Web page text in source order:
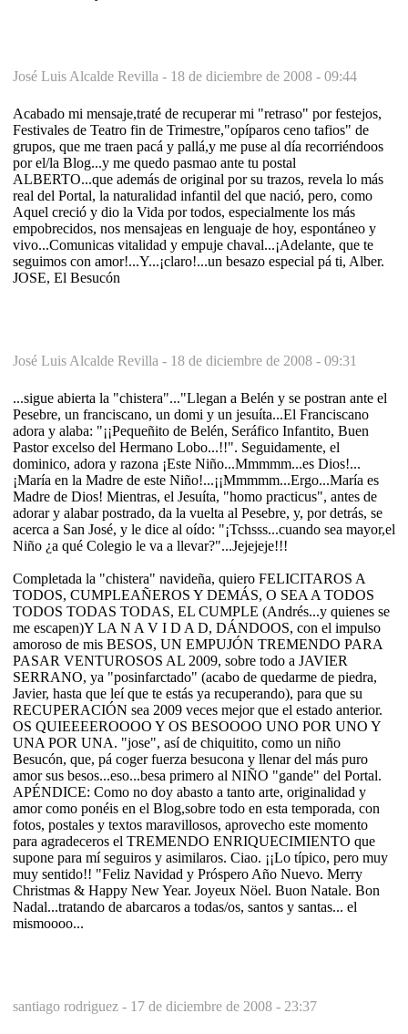
José Luis Alcalde Revilla - 18 de diciembre de 2008 - 09:44
Acabado mi mensaje,traté de recuperar mi "retraso" por festejos,
Festivales de Teatro fin de Trimestre,"opíparos ceno tafios" de
grupos, que me traen pacá y pallá,y me puse al día recorriéndoos
por el/la Blog...y me quedo pasmao ante tu postal
ALBERTO...que además de original por su trazos, revela lo más
real del Portal, la naturalidad infantil del que nació, pero, como
Aquel creció y dio la Vida por todos, especialmente los más
empobrecidos, nos mensajeas en lenguaje de hoy, espontáneo y
vivo...Comunicas vitalidad y empuje chaval...¡Adelante, que te
seguimos con amor!...Y...¡claro!...un besazo especial pá ti, Alber.
JOSE, El Besucón
José Luis Alcalde Revilla - 18 de diciembre de 2008 - 09:31
...sigue abierta la "chistera"..."Llegan a Belén y se postran ante el
Pesebre, un franciscano, un domi y un jesuíta...El Franciscano
adora y alaba: "¡¡Pequeñito de Belén, Seráfico Infantito, Buen
Pastor excelso del Hermano Lobo...!!". Seguidamente, el
dominico, adora y razona ¡Este Niño...Mmmmm...es Dios!...
¡María en la Madre de este Niño!...¡¡Mmmmm...Ergo...María es
Madre de Dios! Mientras, el Jesuíta, "homo practicus", antes de
adorar y alabar postrado, da la vuelta al Pesebre, y, por detrás, se
acerca a San José, y le dice al oído: "¡Tchsss...cuando sea mayor,el
Niño ¿a qué Colegio le va a llevar?"...Jejejeje!!!
Completada la "chistera" navideña, quiero FELICITAROS A
TODOS, CUMPLEAÑEROS Y DEMÁS, O SEA A TODOS
TODOS TODAS TODAS, EL CUMPLE (Andrés...y quienes se
me escapen)Y LA N A V I D A D, DÁNDOOS, con el impulso
amoroso de mis BESOS, UN EMPUJÓN TREMENDO PARA
PASAR VENTUROSOS AL 2009, sobre todo a JAVIER
SERRANO, ya "posinfarctado" (acabo de quedarme de piedra,
Javier, hasta que leí que te estás ya recuperando), para que su
RECUPERACIÓN sea 2009 veces mejor que el estado anterior.
OS QUIEEEEROOOO Y OS BESOOOO UNO POR UNO Y
UNA POR UNA. "jose", así de chiquitito, como un niño
Besucón, que, pá coger fuerza besucona y llenar del más puro
amor sus besos...eso...besa primero al NIÑO "gande" del Portal.
APÉNDICE: Como no doy abasto a tanto arte, originalidad y
amor como ponéis en el Blog,sobre todo en esta temporada, con
fotos, postales y textos maravillosos, aprovecho este momento
para agradeceros el TREMENDO ENRIQUECIMIENTO que
supone para mí seguiros y asimilaros. Ciao. ¡¡Lo típico, pero muy
muy sentido!! "Feliz Navidad y Próspero Año Nuevo. Merry
Christmas & Happy New Year. Joyeux Nöel. Buon Natale. Bon
Nadal...tratando de abarcaros a todas/os, santos y santas... el
mismoooo...
santiago rodriguez - 17 de diciembre de 2008 - 23:37